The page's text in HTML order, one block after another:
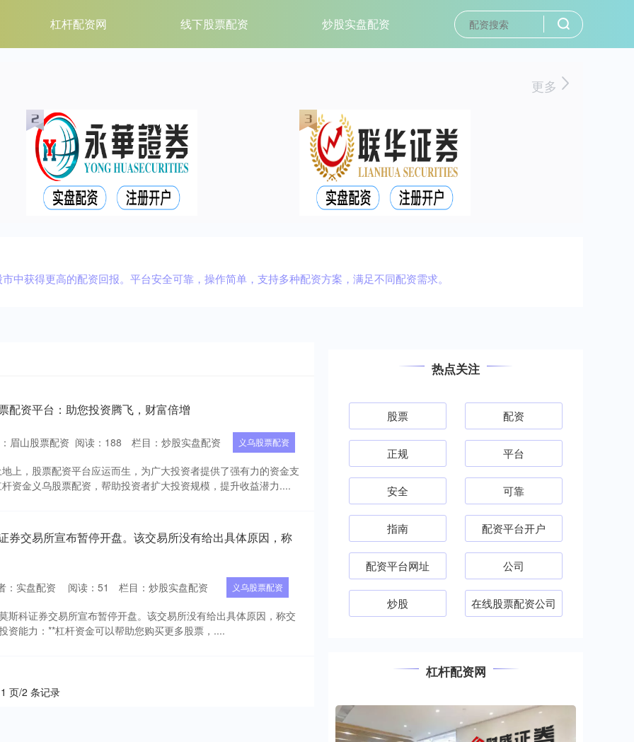
杠杆配资网 线下股票配资 炒股实盘配资
更多
中获得更高的配资回报。平台安全可靠，操作简单，支持多种配资方案，满足不同配资需求。
配资平台：助您投资腾飞，财富倍增
眉山股票配资 阅读： 188 栏目： 炒股实盘配资 义乌股票配资
上，股票配资平台应运而生，为广大投资者提供了强有力的资金支
资金义乌股票配资，帮助投资者扩大投资规模，提升收益潜力....
券交易所宣布暂停开盘。该交易所没有给出具体原因，称
：实盘配资 阅读： 51 栏目： 炒股实盘配资 义乌股票配资
斯科证券交易所宣布暂停开盘。该交易所没有给出具体原因，称交
资能力：**杠杆资金可以帮助您购买更多股票，....
页/2 条记录
热点关注
股票 配资
正规 平台
安全 可靠
指南 配资平台开户
配资平台网址 公司
炒股 在线股票配资公司
杠杆配资网